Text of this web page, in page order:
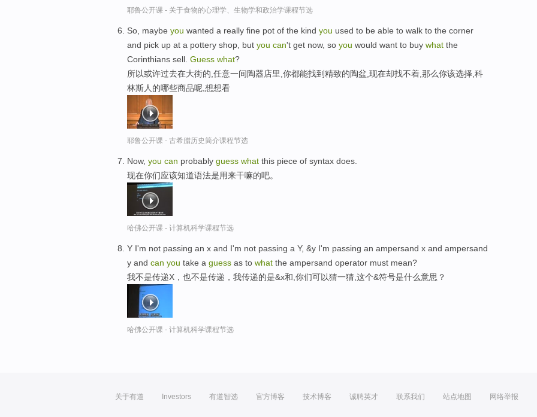
耶鲁公开课 - 关于食物的心理学、生物学和政治学课程节选
So, maybe you wanted a really fine pot of the kind you used to be able to walk to the corner
and pick up at a pottery shop, but you can't get now, so you would want to buy what the
Corinthians sell. Guess what?
所以或许过去在大街的,任意一间陶器店里,你都能找到精致的陶盆,现在却找不着,那么你该选择,科
林斯人的哪些商品呢,想想看
耶鲁公开课 - 古希腊历史简介课程节选
Now, you can probably guess what this piece of syntax does.
现在你们应该知道语法是用来干嘛的吧。
哈佛公开课 - 计算机科学课程节选
Y I'm not passing an x and I'm not passing a Y, &y I'm passing an ampersand x and ampersand
y and can you take a guess as to what the ampersand operator must mean?
我不是传递X，也不是传递，我传递的是&x和,你们可以猜一猜,这个&符号是什么意思？
哈佛公开课 - 计算机科学课程节选
关于有道 Investors 有道智选 官方博客 技术博客 诚聘英才 联系我们 站点地图 网络举报